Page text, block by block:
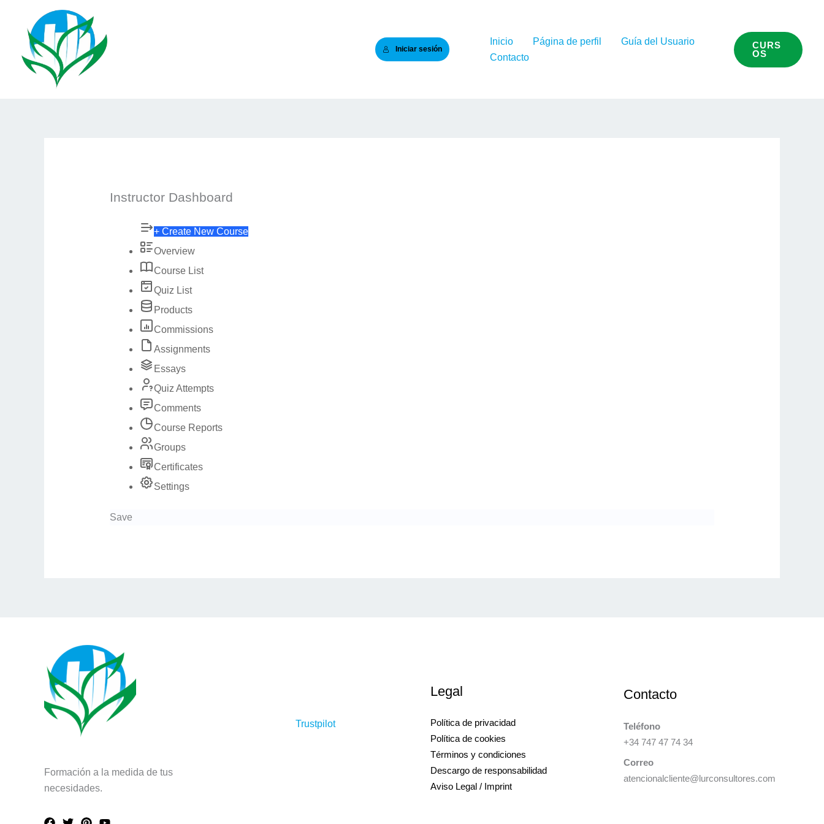
contenido
Iniciar sesión
Inicio Página de perfil
Guía del Usuario
Contacto
CURS
OS
Instructor Dashboard
+ Create New Course
Overview
Course List
Quiz List
Products
Commissions
Assignments
Essays
Quiz Attempts
Comments
Course Reports
Groups
Certificates
Settings
Save
Formación a la medida de tus
necesidades.
Trustpilot
Legal
Política de privacidad
Política de cookies
Términos y condiciones
Descargo de responsabilidad
Aviso Legal / Imprint
Contacto
Teléfono
+34 747 47 74 34
Correo
atencionalcliente@lurconsultores.com